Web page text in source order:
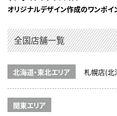
オリジナルデザイン作成のワンポイ
全国店舗一覧
北海道・東北エリア 札幌店(北
関東エリア